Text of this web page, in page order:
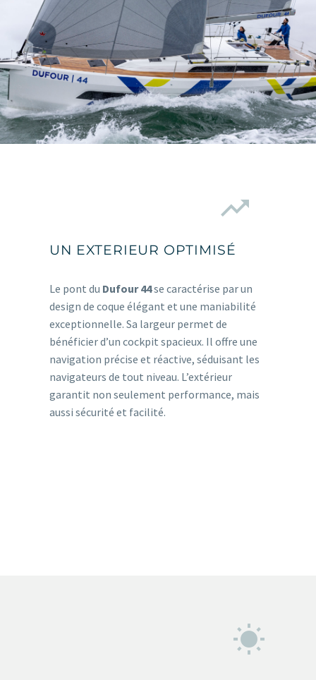


UN EXTERIEUR OPTIMISÉ
Le pont du Dufour 44se caractérise par un
design de coque élégant et une maniabilité
exceptionnelle. Sa largeur permet de
bénéficier d’un cockpit spacieux. Il offre une
navigation précise et réactive, séduisant les
navigateurs de tout niveau. L’extérieur
garantit non seulement performance, mais
aussi sécurité et facilité.

